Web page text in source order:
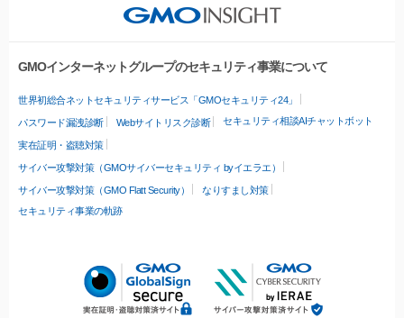
GMOインターネットグループのセキュリティ事業について
世界初総合ネットセキュリティサービス「GMOセキュリティ24」
パスワード漏洩診断 Webサイトリスク診断 セキュリティ相談AIチャットボット
実在証明・盗聴対策
サイバー攻撃対策（GMOサイバーセキュリティ byイエラエ）
サイバー攻撃対策（GMO Flatt Security）
なりすまし対策
セキュリティ事業の軌跡